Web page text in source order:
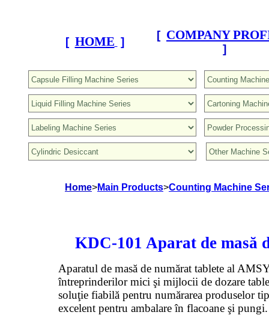
[ HOME ]
[ COMPANY
]
Home>Main Products>Counting Machine
KDC-101 Aparat de masă
Aparatul de masă de numărat tablete al
întreprinderilor mici şi mijlocii de dozare
soluţie fiabilă pentru numărarea produselor
excelent pentru ambalare în flacoane şi pungi.